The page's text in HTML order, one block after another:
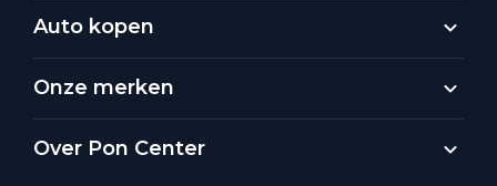
Auto kopen
Onze merken
Over Pon Center